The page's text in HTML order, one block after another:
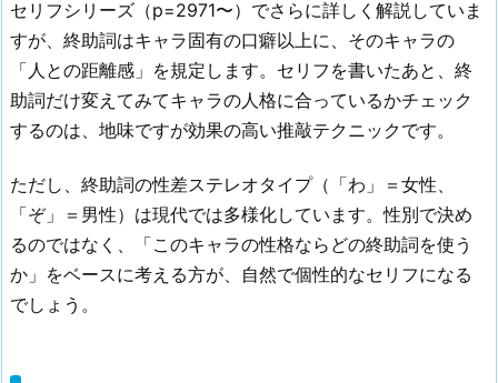
セリフシリーズ（p=2971〜）でさらに詳しく解説していま
すが、終助詞はキャラ固有の口癖以上に、そのキャラの
「人との距離感」を規定します。セリフを書いたあと、終
助詞だけ変えてみてキャラの人格に合っているかチェック
するのは、地味ですが効果の高い推敲テクニックです。
ただし、終助詞の性差ステレオタイプ（「わ」＝女性、
「ぞ」＝男性）は現代では多様化しています。性別で決め
るのではなく、「このキャラの性格ならどの終助詞を使う
か」をベースに考える方が、自然で個性的なセリフになる
でしょう。